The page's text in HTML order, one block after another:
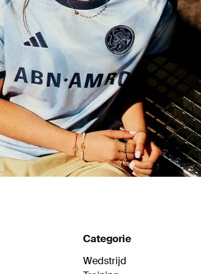
Categorie
Wedstrijd